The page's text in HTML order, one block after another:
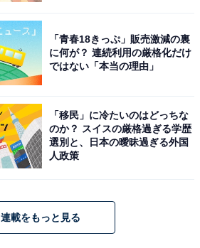
「青春18きっぷ」販売激減の裏
に何が？ 連続利用の厳格化だけ
ではない「本当の理由」
「移民」に冷たいのはどっちな
のか？ スイスの厳格過ぎる学歴
選別と、日本の曖昧過ぎる外国
人政策
連載をもっと見る